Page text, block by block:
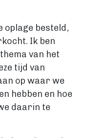
oplage besteld,
Ik ben
van het
tijd van
op waar we
hebben en hoe
daarin te